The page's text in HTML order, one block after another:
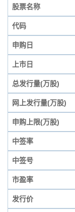
股票名称
代码
申购日
上市日
总发行量(万股)
网上发行量(万股)
申购上限(万股)
中签率
中签号
市盈率
发行价